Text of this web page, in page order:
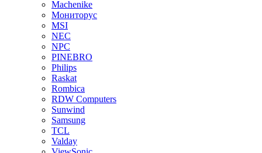
Machenike
Мониторус
MSI
NEC
NPC
PINEBRO
Philips
Raskat
Rombica
RDW Computers
Sunwind
Samsung
TCL
Valday